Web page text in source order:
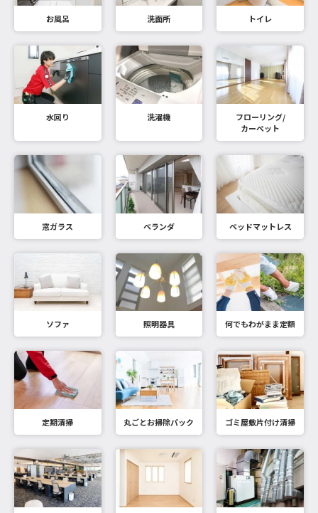
お風呂 洗面所 トイレ
水回り 洗濯機
フローリング/
カーペット
窓ガラス ベランダ ベッドマットレス
ソファ 照明器具 何でもわがまま定額
定期清掃 丸ごとお掃除パック ゴミ屋敷片付け清掃